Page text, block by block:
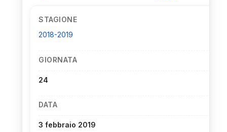
STAGIONE
2018-2019
GIORNATA
24
DATA
3 febbraio 2019